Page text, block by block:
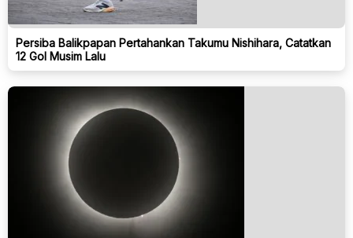
Persiba Balikpapan Pertahankan Takumu Nishihara, Catatkan
12 Gol Musim Lalu